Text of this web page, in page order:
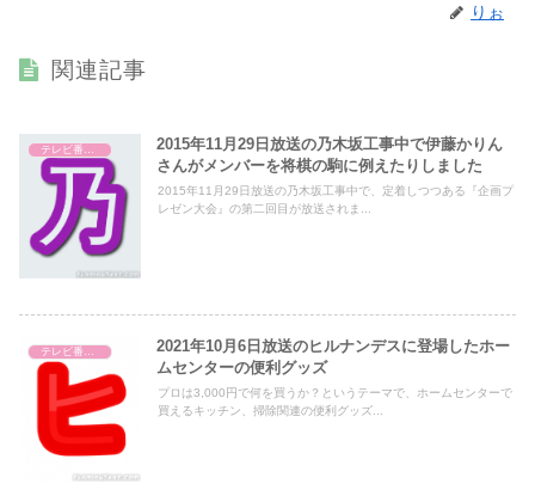
りぉ
関連記事
テレビ番組レビュー
2015年11月29日放送の乃木坂工事中で伊藤かりん
さんがメンバーを将棋の駒に例えたりしました
2015年11月29日放送の乃木坂工事中で、定着しつつある『企画プ
レゼン大会』の第二回目が放送されま...
テレビ番組レビュー
2021年10月6日放送のヒルナンデスに登場したホー
ムセンターの便利グッズ
プロは3,000円で何を買うか？というテーマで、ホームセンターで
買えるキッチン、掃除関連の便利グッズ...